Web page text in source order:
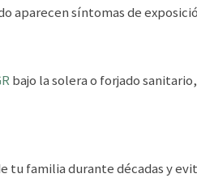
aparecen síntomas de
bajo la solera o forjado
tu familia durante décadas y